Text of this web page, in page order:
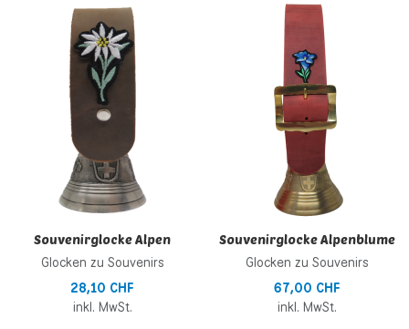
Zur Wunschliste hinzufügen
Zur Vergleichsliste hinzufügen
Schnellansicht
Souvenirglocke Alpen
Glocken zu Souvenirs
28,10 CHF
inkl. MwSt.
Souvenirglocke Alpenblume
Glocken zu Souvenirs
67,00 CHF
inkl. MwSt.